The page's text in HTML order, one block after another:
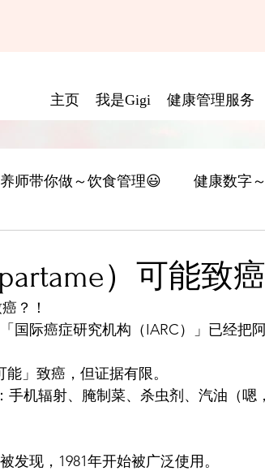
主页 我是Gigi 健康管理服务
师带你做～饮食管理😃 健康数字
）可能致癌
？！
国际癌症研究机构（IARC）」已经把
」致癌，但证据有限。
手机辐射、腌制菜、杀虫剂、汽油（嗯
发现，1981年开始被广泛使用。